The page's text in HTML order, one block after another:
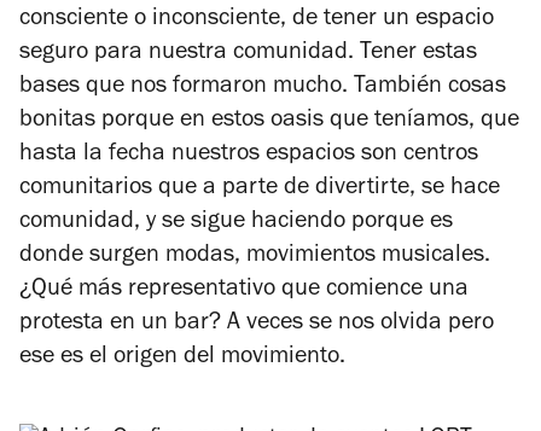
consciente o inconsciente, de tener un espacio
seguro para nuestra comunidad. Tener estas
bases que nos formaron mucho. También cosas
bonitas porque en estos oasis que teníamos, que
hasta la fecha nuestros espacios son centros
comunitarios que a parte de divertirte, se hace
comunidad, y se sigue haciendo porque es
donde surgen modas, movimientos musicales.
¿Qué más representativo que comience una
protesta en un bar? A veces se nos olvida pero
ese es el origen del movimiento.